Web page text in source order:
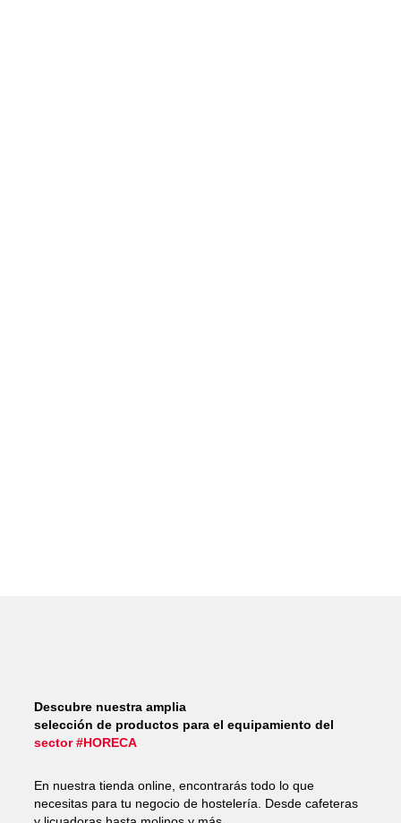
Descubre nuestra amplia
selección de productos para el equipamiento del
sector #HORECA
En nuestra tienda online, encontrarás todo lo que
necesitas para tu negocio de hostelería. Desde cafeteras